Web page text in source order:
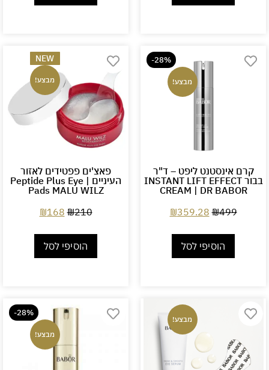
-28%
מבצע!
קרם אינסטנט ליפט – ד"ר
בבור INSTANT LIFT EFFECT
CREAM | DR BABOR
₪499
₪359.28
הוסיפי לסל
NEW
מבצע!
פאצ'ים פפטידים לאזור
העיניים | Peptide Plus Eye
Pads MALU WILZ
₪210
₪168
הוסיפי לסל
מבצע!
-28%
מבצע!